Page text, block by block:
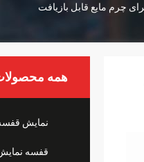
چرم مایع قابل بازیافت
همه
نمایش
قفسه